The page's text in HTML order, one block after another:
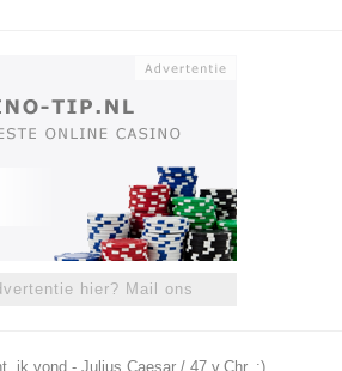
hier? Mail ons
ik vond - Julius Caesar / 47 v.Chr. ;)